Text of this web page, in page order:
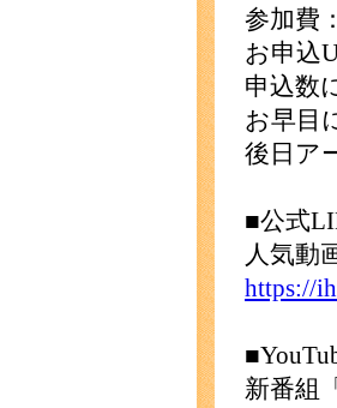
参加費
お申込
申込数
お早目
後日ア
■公式
人気動
https://
新番組